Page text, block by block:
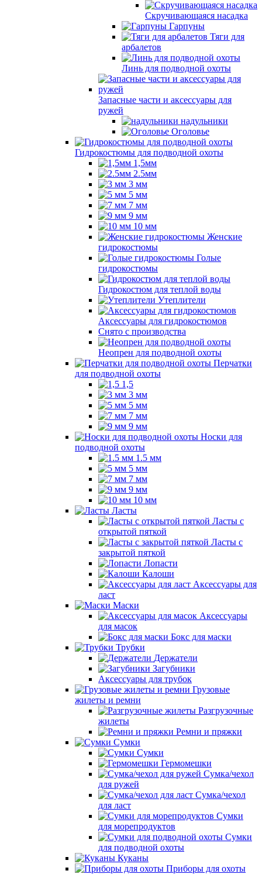
Скручивающаяся насадка
Гарпуны
Тяги для
арбалетов
Линь для подводной охоты
Запасные части и аксессуары для
ружей
надульники
Оголовье
Гидрокостюмы для подводной охоты
1,5мм
2.5мм
3 мм
5 мм
7 мм
9 мм
10 мм
Женские
гидрокостюмы
Голые
гидрокостюмы
Гидрокостюм для теплой воды
Утеплители
Аксессуары для гидрокостюмов
Снято с производства
Неопрен для подводной охоты
Перчатки
для подводной охоты
1,5
3 мм
5 мм
7 мм
9 мм
Носки для
подводной охоты
1.5 мм
5 мм
7 мм
9 мм
10 мм
Ласты
Ласты с
открытой пяткой
Ласты с
закрытой пяткой
Лопасти
Калоши
Аксессуары для
ласт
Маски
Аксессуары
для масок
Бокс для маски
Трубки
Держатели
Загубники
Аксессуары для трубок
Грузовые
жилеты и ремни
Разгрузочные
жилеты
Ремни и пряжки
Сумки
Сумки
Гермомешки
Сумка/чехол
для ружей
Сумка/чехол
для ласт
Сумки
для морепродуктов
Сумки
для подводной охоты
Куканы
Приборы для охоты